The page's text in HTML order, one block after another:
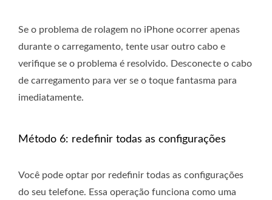
Se o problema de rolagem no iPhone ocorrer apenas
durante o carregamento, tente usar outro cabo e
verifique se o problema é resolvido. Desconecte o cabo
de carregamento para ver se o toque fantasma para
imediatamente.
Método 6: redefinir todas as configurações
Você pode optar por redefinir todas as configurações
do seu telefone. Essa operação funciona como uma